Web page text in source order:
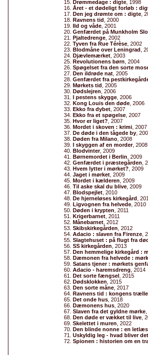
Drømmedage : digte , 1998
Året - et dødeligt forløb :
Den jeg drømte om : digte ,
Ravnens tid , 2000
Ild og våde , 2001
Genfærdet på Munkholm
Pjaltedrenge , 2002
Tyven fra Rue Térèse , 2002
Blodmåne over Leningrad ,
Djævlemærket , 2003
Revolutionens børn , 2004
Spøgelset fra den sorte
Den ildrøde nat , 2005
Genfærdet fra
Mørkets tid , 2005
Dødslejren , 2006
I pestens skygge , 2006
Kong Louis den døde , 2006
Ekko fra dybet , 2007
Ekko fra et spøgelse , 2007
Hvor er liget? , 2007
Mordet i skoven : krimi , 2007
De døde i den tågede by ,
Døden fra Milano , 2008
I skyggen af en morder, 2008
Blodvinter, 2009
Børnemordet i Berlin , 2009
Genfærdet i præstegården ,
Hvem lytter i mørket? , 2009
Jaget i mørket , 2009
Mordet i kælderen , 2009
Til aske skal du blive , 2009
Blodspejlet , 2010
De hjerneløses kirkegård ,
Ligvognen fra helvede , 2010
Døden i krypten , 2011
Krigerbarnet , 2011
Månebarnet , 2012
Skibskirkegården , 2012
Adacio : slaven fra Firenze ,
Slagtehuset : på flugt fra
SS kirkegården , 2013
Den hemmelige kirkegård :
Dæmonen fra helvede :
Satans tjener : mørkets
Adacio - haremsdreng , 2014
Det sorte fængsel , 2015
Dødsklokken , 2015
Den sorte måne , 2017
Ravnens tid : kongens trælle
Det onde hus , 2018
Dæmonens hus , 2020
Slaven fra det gyldne mørke
Den døde er vækket til live ,
Skelettet i muren , 2022
Den blinde nonne : en
Uskyldig leg - hvad bliver
Spionen : historien om en